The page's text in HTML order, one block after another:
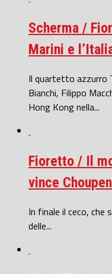
Scherma /
Marini e
Il quartetto azzurro
Bianchi, Filippo
Hong Kong nella...
Fioretto / Il
vince
In finale il ceco, che
delle...